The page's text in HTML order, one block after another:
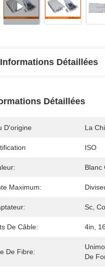
Informations Détaillées
Détaillées
D'origine La
ISO
Blanc
Maximum:
Sc,
De Câble: 4in,
De Fibre:
De